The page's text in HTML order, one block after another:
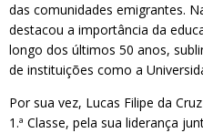
das comunidades emigrantes.
destacou a importância da
longo dos últimos 50 anos,
de instituições como a
Por sua vez, Lucas Filipe da
1.ª Classe, pela sua liderança